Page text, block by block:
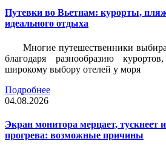
Путевки во Вьетнам: курорты,
идеального отдыха
Многие путешественники
благодаря разнообразию
широкому выбору отелей у моря
Подробнее
04.08.2026
Экран монитора мерцает, тускнеет
прогрева: возможные причины